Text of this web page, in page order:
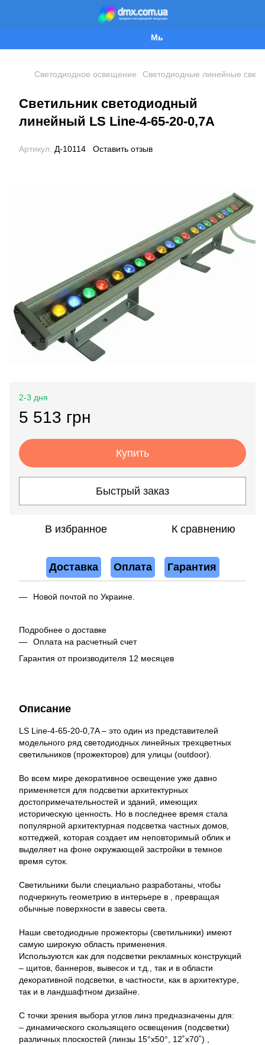
Мы работаем!
Светодиодное освещение Светодиодные линейные
Светильник светодиодный
линейный LS Line-4-65-20-0,7A
Артикул: Д-10114 Оставить отзыв
2-3 дня
5 513 грн
Купить
Быстрый заказ
В избранное К сравнению
Доставка Оплата Гарантия
Новой почтой по Украине.
Подробнее о доставке
Оплата на расчетный счет
Гарантия от производителя 12 месяцев
Описание
LS Line-4-65-20-0,7A – это один из представителей
модельного ряд светодиодных линейных трехцветных
светильников (прожекторов) для улицы (outdoor).
Во всем мире декоративное освещение уже давно
применяется для подсветки архитектурных
достопримечательностей и зданий, имеющих
историческую ценность. Но в последнее время стала
популярной архитектурная подсветка частных домов,
коттеджей, которая создает им неповторимый облик и
выделяет на фоне окружающей застройки в темное
время суток.
Светильники были специально разработаны, чтобы
подчеркнуть геометрию в интерьере в , превращая
обычные поверхности в завесы света.
Наши светодиодные прожекторы (светильники) имеют
самую широкую область применения.
Используются как для подсветки рекламных конструкций
– щитов, баннеров, вывесок и т.д., так и в области
декоративной подсветки, в частности, как в архитектуре,
так и в ландшафтном дизайне.
С точки зрения выбора углов линз предназначены для:
– динамического скользящего освещения (подсветки)
различных плоскостей (линзы 15°x50°, 12˚x70˚) ,